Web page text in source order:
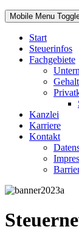
Mobile Menu
Start
Steuerinfos
Fachgebiete
Kanzlei
Karriere
Kontakt